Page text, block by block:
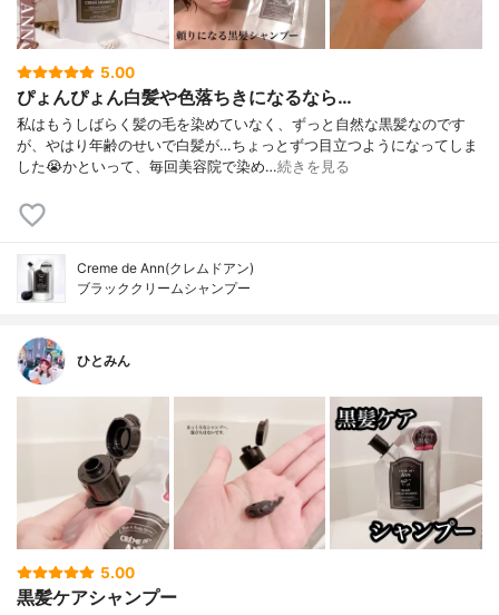
5.00
ぴょんぴょん白髪や色落ちきになるなら…
私はもうしばらく髪の毛を染めていなく、ずっと自然な黒髪なのです
が、やはり年齢のせいで白髪が…ちょっとずつ目立つようになってしま
した😭かといって、毎回美容院で染め…続きを見る
Creme de Ann(クレムドアン)
ブラッククリームシャンプー
ひとみん
5.00
黒髪ケアシャンプー